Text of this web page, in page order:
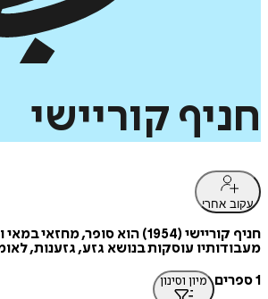
חניף קוריישי
עקוב אחרי
חניף קוריישי (1954) הוא סופר,
מעבודותיו עוסקות בנושא גזע, גזענות,
1 ספרים
מיון וסינון